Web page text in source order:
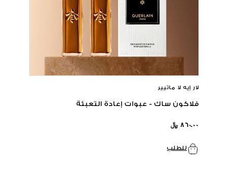
لار إيه لا ماتيير
فلاكون ساك - عبوات إعادة التعبئة
٨٦٠.٠٠ ﷼
للطلب